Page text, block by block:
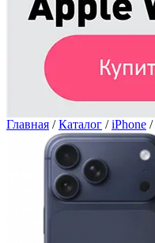
Главная / Каталог / iPhone /